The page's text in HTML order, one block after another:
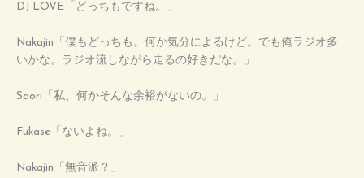
DJ LOVE「どっちもですね。」
Nakajin「僕もどっちも。何か気分によるけど。でも俺ラジオ多
いかな。ラジオ流しながら走るの好きだな。」
Saori「私、何かそんな余裕がないの。」
Fukase「ないよね。」
Nakajin「無音派？」